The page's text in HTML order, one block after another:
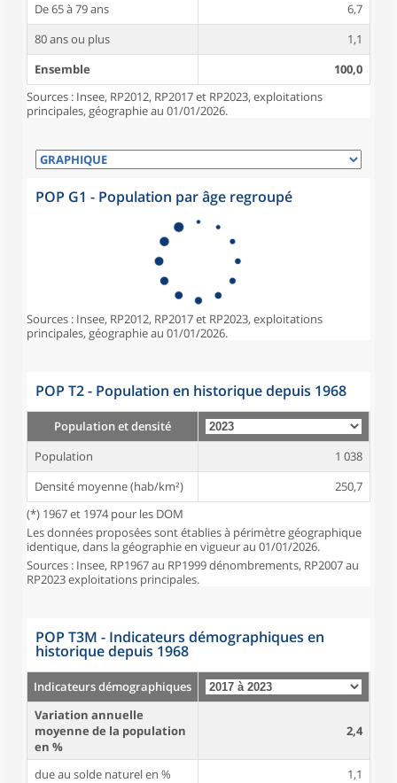
De 65 à 79 ans
6,7
80 ans ou plus
1,1
Ensemble
100,0
Sources : Insee, RP2012, RP2017 et RP2023, exploitations
principales, géographie au 01/01/2026.
POP G1 - Population par âge regroupé
Sources : Insee, RP2012, RP2017 et RP2023, exploitations
principales, géographie au 01/01/2026.
POP T2 - Population en historique depuis 1968
Population et densité
Population
1 038
Densité moyenne (hab/km²)
250,7
(*) 1967 et 1974 pour les DOM
Les données proposées sont établies à périmètre géographique
identique, dans la géographie en vigueur au 01/01/2026.
Sources : Insee, RP1967 au RP1999 dénombrements, RP2007 au
RP2023 exploitations principales.
POP T3M - Indicateurs démographiques en
historique depuis 1968
Indicateurs démographiques
Variation annuelle
moyenne de la population
en %
2,4
due au solde naturel en %
1,1